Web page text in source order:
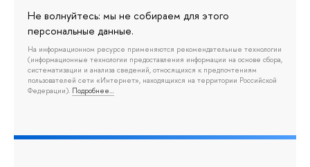
Не волнуйтесь: мы не собираем для этого
персональные данные.
На информационном ресурсе применяются рекомендательные технологии
(информационные технологии предоставления информации на основе сбора,
систематизации и анализа сведений, относящихся к предпочтениям
пользователей сети «Интернет», находящихся на территории Российской
Федерации). Подробнее…